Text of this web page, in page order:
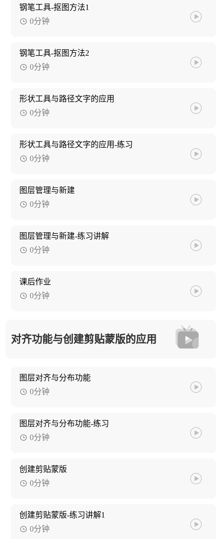
钢笔工具-抠图方法1
0分钟
钢笔工具-抠图方法2
0分钟
形状工具与路径文字的应用
0分钟
形状工具与路径文字的应用-练习
0分钟
图层管理与新建
0分钟
图层管理与新建-练习讲解
0分钟
课后作业
0分钟
对齐功能与创建剪贴蒙版的应用
图层对齐与分布功能
0分钟
图层对齐与分布功能-练习
0分钟
创建剪贴蒙版
0分钟
创建剪贴蒙版-练习讲解1
0分钟